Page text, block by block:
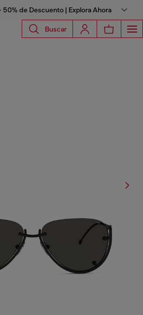
50% de Descuento | Explora Ahora
Buscar